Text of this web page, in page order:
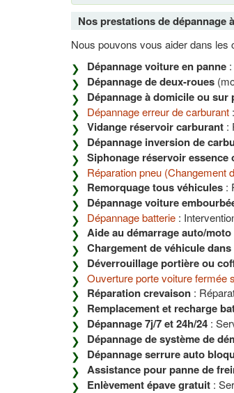
Nos prestations de dépannage
Nous pouvons vous aider dans les
Dépannage voiture en panne
Dépannage de deux-roues
Dépannage à domicile ou sur
Dépannage erreur de carburant
Vidange réservoir carburant :
Dépannage inversion de
Siphonage réservoir essence
Réparation pneu (Changement
Remorquage tous véhicules :
Dépannage voiture
Dépannage batterie :
Aide au démarrage auto/moto
Chargement de véhicule
Déverrouillage portière ou
Ouverture porte voiture fermée
Réparation crevaison :
Remplacement et recharge
Dépannage 7j/7 et 24h/24 :
Dépannage de système de
Dépannage serrure auto
Assistance pour panne de
Enlèvement épave gratuit :